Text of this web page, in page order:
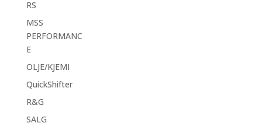
RS
MSS
PERFORMANC
E
OLJE/KJEMI
QuickShifter
R&G
SALG